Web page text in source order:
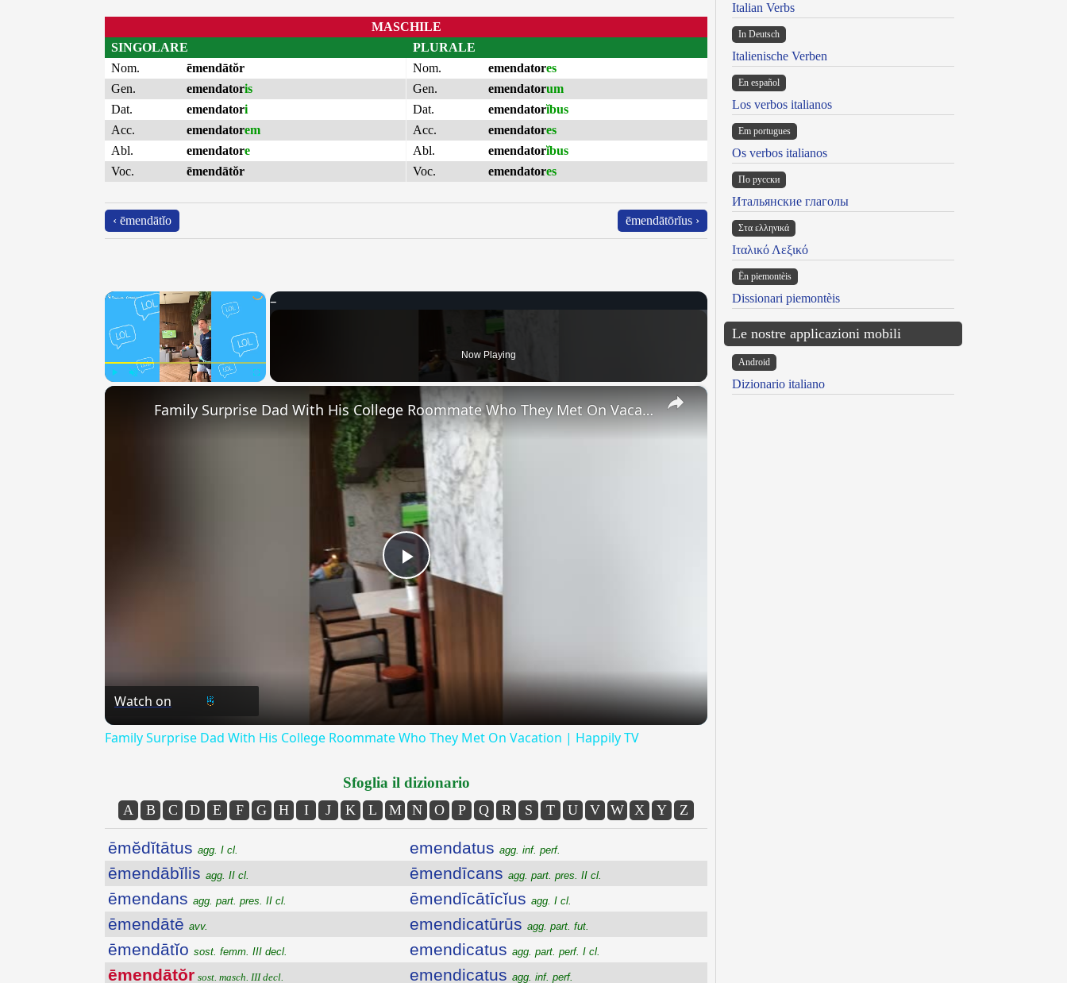
MASCHILE
SINGOLARE
Nom.
ēmendātŏr
Gen.
emendatoris
Dat.
emendatori
Acc.
emendatorem
Abl.
emendatore
Voc.
ēmendātŏr
PLURALE
Nom.
emendatores
Gen.
emendatorum
Dat.
emendatorĭbus
Acc.
emendatores
Abl.
emendatorĭbus
Voc.
emendatores
‹ ēmendātĭo ēmendātōrĭus ›
×
Now Playing
×
Play
Video
Family Surprise Dad With His College Roommate Who They Met On Vacation | Happily TV
Watch on
Family Surprise Dad With His College Roommate Who They Met On Vacation | Happily TV
Sfoglia il dizionario
A B C D E F G H I J K L M N O P Q R S T U V W X Y Z
ēmĕdĭtātus agg. I cl.
ēmendābĭlis agg. II cl.
ēmendans agg. part. pres. II cl.
ēmendātē avv.
ēmendātĭo sost. femm. III decl.
ēmendātŏr sost. masch. III decl.
emendatus agg. inf. perf.
ēmendīcans agg. part. pres. II cl.
ēmendīcātīcĭus agg. I cl.
emendicatūrūs agg. part. fut.
emendicatus agg. part. perf. I cl.
emendicatus agg. inf. perf.
Italian Verbs
In Deutsch
Italienische Verben
En español
Los verbos italianos
Em portugues
Os verbos italianos
По русски
Итальянские глаголы
Στα ελληνικά
Ιταλικό Λεξικό
Ën piemontèis
Dissionari piemontèis
Le nostre applicazioni mobili
Android
Dizionario italiano